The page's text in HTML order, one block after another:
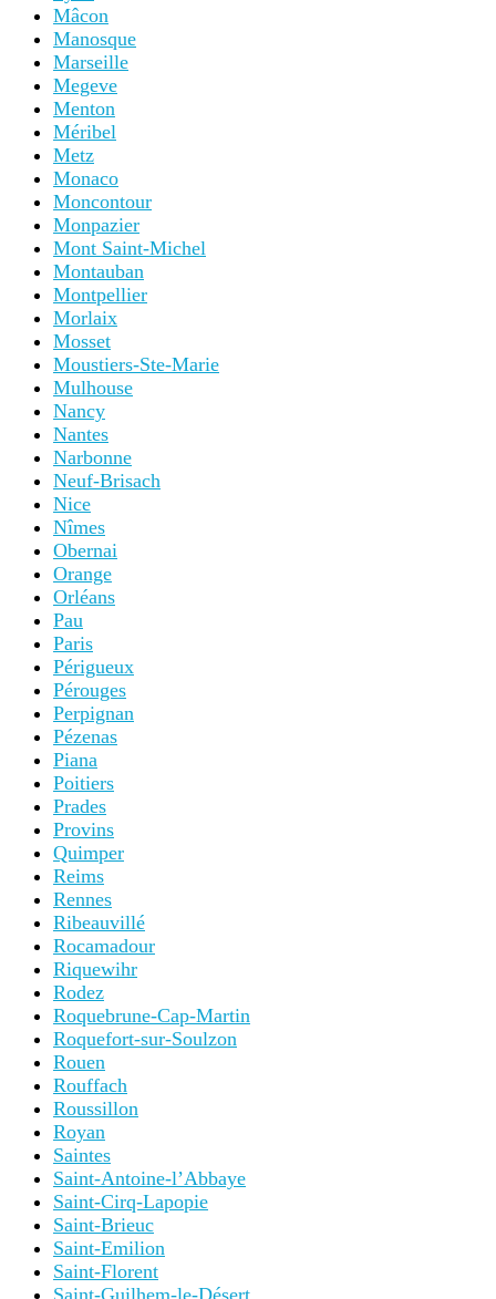
Mâcon
Manosque
Marseille
Megeve
Menton
Méribel
Metz
Monaco
Moncontour
Monpazier
Mont Saint-Michel
Montauban
Montpellier
Morlaix
Mosset
Moustiers-Ste-Marie
Mulhouse
Nancy
Nantes
Narbonne
Neuf-Brisach
Nice
Nîmes
Obernai
Orange
Orléans
Pau
Paris
Périgueux
Pérouges
Perpignan
Pézenas
Piana
Poitiers
Prades
Provins
Quimper
Reims
Rennes
Ribeauvillé
Rocamadour
Riquewihr
Rodez
Roquebrune-Cap-Martin
Roquefort-sur-Soulzon
Rouen
Rouffach
Roussillon
Royan
Saintes
Saint-Antoine-l’Abbaye
Saint-Cirq-Lapopie
Saint-Brieuc
Saint-Emilion
Saint-Florent
Saint-Guilhem-le-Désert